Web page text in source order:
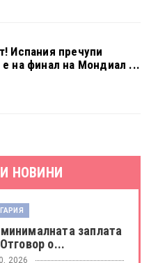
Испания пречупи
на финал на Мондиал ...
НОВИНИ
заплата
о...
2026